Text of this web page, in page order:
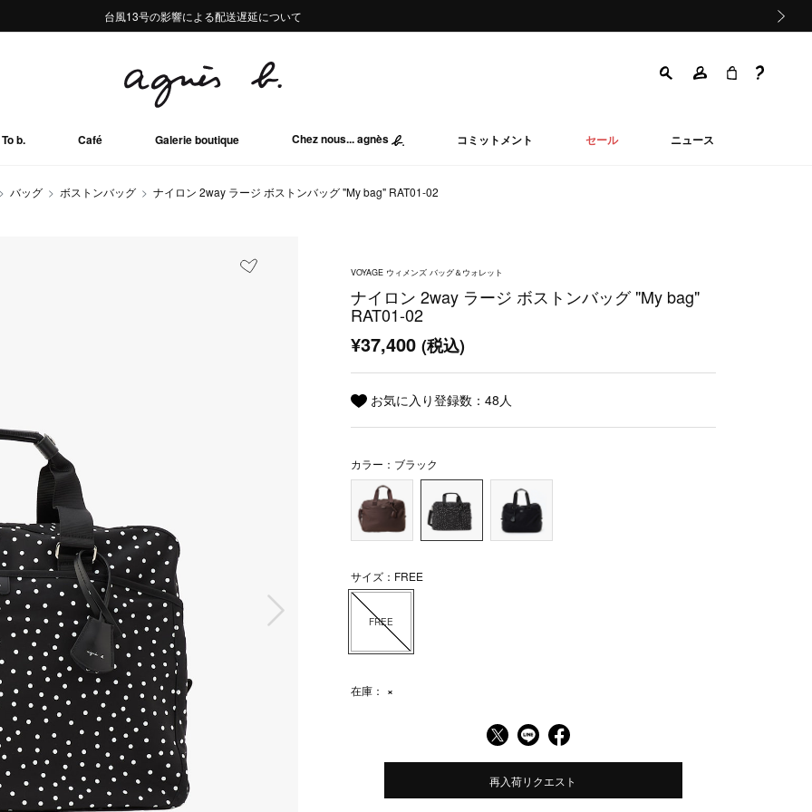
熊本地域地震の影響による配送遅延について
Summer Sale 2buy10%OFF!!
台風13号の影響による配送遅延について
熊本地域地震の影響による配送遅延について
Summer Sale 2buy10%OFF!!
To b. Café Galerie boutique Chez nous... agnès コミットメント セール ニュース
バッグ ボストンバッグ ナイロン 2way ラージ ボストンバッグ "My bag" RAT01-02
VOYAGE ウィメンズ バッグ＆ウォレット
ナイロン 2way ラージ ボストンバッグ "My bag"
RAT01-02
¥37,400(税込)
お気に入り登録数：48人
カラー：ブラック
サイズ：FREE
FREE
在庫： ×
再入荷リクエスト